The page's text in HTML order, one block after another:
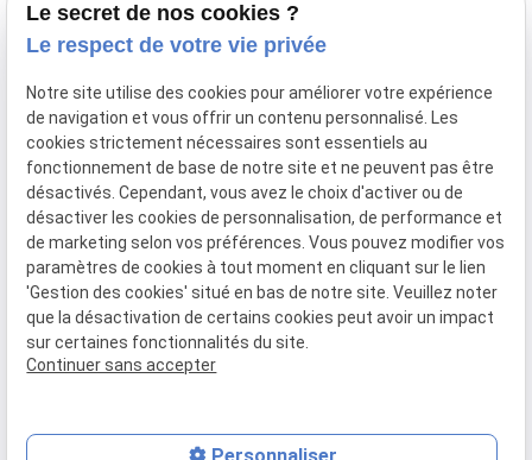
44 Avenue de la Division Leclerc
91160 BALLAINVILLIERS
Du Mardi au Samedi
De 9h00 à 12h30 et de 13h30 à 18h00
Le Lundi sur rendez-vous.
Mentions
légales
Politique de
confidentialité
Gestion
des
cookies
Plan du
site
Siret :77556328100028
Le secret de nos cookies ?
Le respect de votre vie privée
Notre site utilise des cookies pour améliorer votre expérience
de navigation et vous offrir un contenu personnalisé. Les
cookies strictement nécessaires sont essentiels au
fonctionnement de base de notre site et ne peuvent pas être
désactivés. Cependant, vous avez le choix d'activer ou de
désactiver les cookies de personnalisation, de performance et
de marketing selon vos préférences. Vous pouvez modifier vos
paramètres de cookies à tout moment en cliquant sur le lien
'Gestion des cookies' situé en bas de notre site. Veuillez noter
que la désactivation de certains cookies peut avoir un impact
sur certaines fonctionnalités du site.
Continuer sans accepter